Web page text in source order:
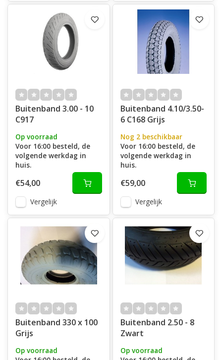
Buitenband 3.00 - 10
C917
Op voorraad
Voor 16:00 besteld, de
volgende werkdag in
huis.
€54,00
Vergelijk
Buitenband 4.10/3.50-
6 C168 Grijs
Nog 2 beschikbaar
Voor 16:00 besteld, de
volgende werkdag in
huis.
€59,00
Vergelijk
Buitenband 330 x 100
Grijs
Op voorraad
Buitenband 2.50 - 8
Zwart
Op voorraad